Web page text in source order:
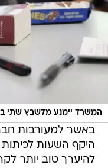
המשרד יימנע מלשבץ שתי
באשר למעורבות
היקף השעות
להיערך טוב יותר